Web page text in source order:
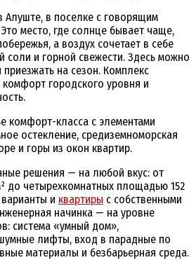
Алуште, в поселке с говорящим
место, где солнце бывает чаще,
а воздух сочетает в себе
соли и горной свежести. Здесь можно
на сезон. Комплекс
комфорт городского уровня и
комфорт-класса с элементами
остекление, средиземноморская
и горы из окон квартир.
решения — на любой вкус: от
до четырехкомнатных площадью 152
и квартиры с собственными
начинка — на уровне
система «умный дом»,
лифты, вход в парадные по
материалы и безбарьерная среда.